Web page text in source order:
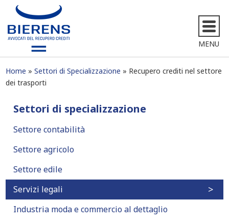
MENU
Home Settori di Specializzazione
Recupero crediti nel settore
dei trasporti
Settori di specializzazione
Settore contabilità
Settore agricolo
Settore edile
Servizi legali
Industria moda e commercio al dettaglio